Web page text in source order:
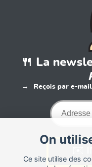
On
Ce site utilise des
🍴 La
Reçois par e-